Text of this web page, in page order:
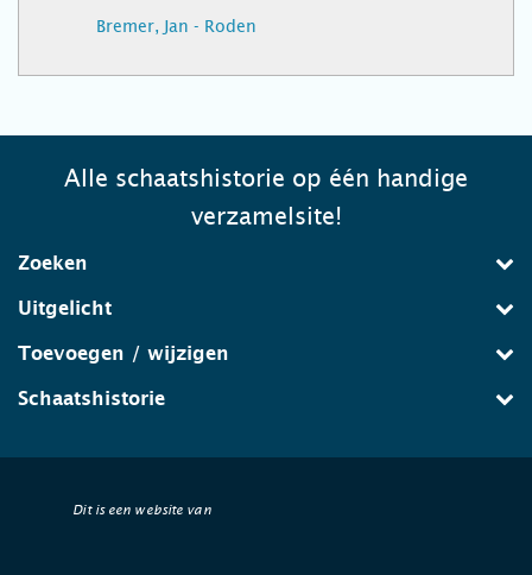
Bremer, Jan - Roden
Alle schaatshistorie op één handige
verzamelsite!
Zoeken
Uitgelicht
Toevoegen / wijzigen
Schaatshistorie
Dit is een website van